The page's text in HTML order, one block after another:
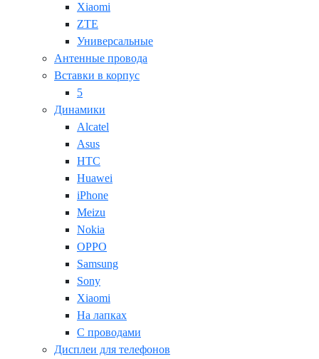
Xiaomi
ZTE
Универсальные
Антенные провода
Вставки в корпус
5
Динамики
Alcatel
Asus
HTC
Huawei
iPhone
Meizu
Nokia
OPPO
Samsung
Sony
Xiaomi
На лапках
С проводами
Дисплеи для телефонов